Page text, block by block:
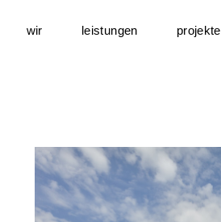
wir leistungen projekte